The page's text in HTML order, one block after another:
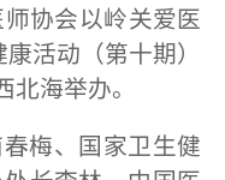
协会以岭关爱医
活动（第十期）
北海举办。
梅、国家卫生健